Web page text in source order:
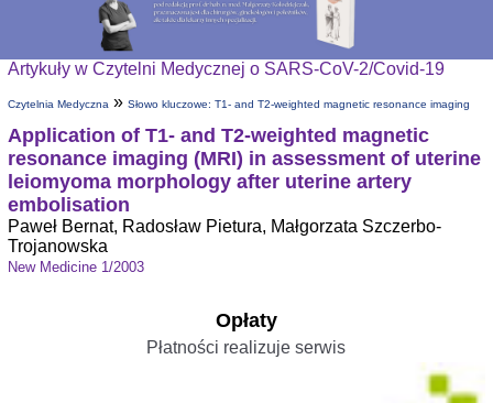
Artykuły w Czytelni Medycznej o SARS-CoV-2/Covid-19
Czytelnia Medyczna» Słowo kluczowe: T1- and T2-weighted magnetic resonance imaging
Application of T1- and T2-weighted magnetic
resonance imaging (MRI) in assessment of uterine
leiomyoma morphology after uterine artery
embolisation
Paweł Bernat, Radosław Pietura, Małgorzata Szczerbo-
Trojanowska
New Medicine 1/2003
Opłaty
Płatności realizuje serwis